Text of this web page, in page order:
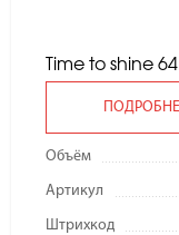
Time to shine 64
Объём
Артикул
Штрихкод